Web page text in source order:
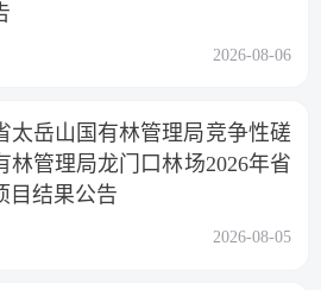
2026-08-06
太岳山国有林管理局竞争性磋
林管理局龙门口林场2026年省
目结果公告
2026-08-05